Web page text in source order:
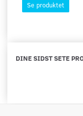
Se produktet
DINE SIDST SETE